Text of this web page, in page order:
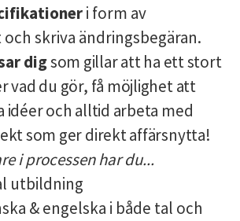
i form av
skriva ändringsbegäran.
digsom gillar att ha ett stort
vad du gör, få möjlighet att
idéer och alltid arbeta med
som ger direkt affärsnytta!
i processen har du...
utbildning
& engelska i både tal och